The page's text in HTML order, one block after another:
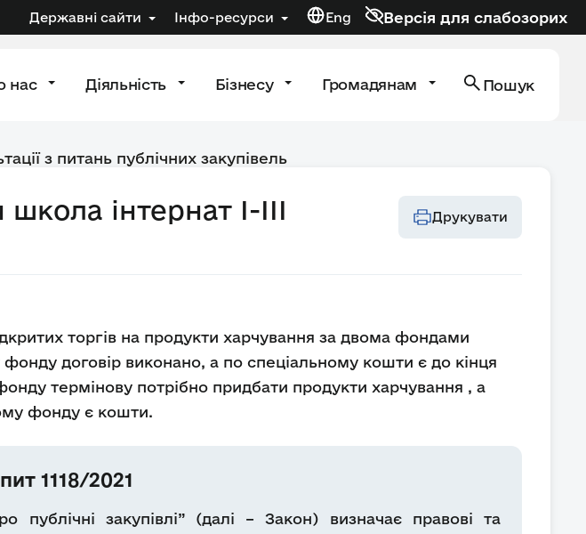
Державні сайти Інфо-ресурси Eng Версія для слабозорих
нас Діяльність Бізнесу Громадянам Пошук
з питань публічних закупівель
інтернат І-ІІІ
Друкувати
торгів на продукти харчування за двома фондами
договір виконано, а по спеціальному кошти є до кінця
термінову потрібно придбати продукти харчування , а
фонду є кошти.
1118/2021
закупівлі” (далі – Закон) визначає правові та